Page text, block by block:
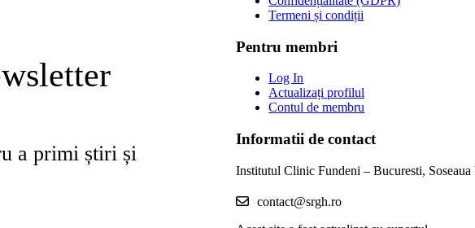
a primi știri și
Termeni și condiții
Pentru membri
Log In
Actualizați profilul
Contul de membru
Informatii de contact
Institutul Clinic Fundeni – Bucuresti,
contact@srgh.ro